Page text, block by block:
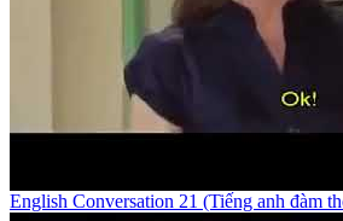
English Conversation 21 (Tiếng anh đàm